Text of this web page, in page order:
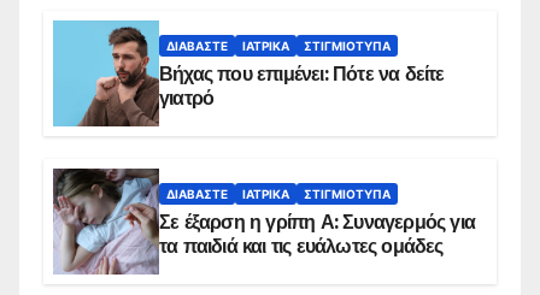
ΔΙΑΒΆΣΤΕ ΙΑΤΡΙΚΆ ΣΤΙΓΜΙΌΤΥΠΑ
Βήχας που επιμένει: Πότε να δείτε
γιατρό
ΔΙΑΒΆΣΤΕ ΙΑΤΡΙΚΆ ΣΤΙΓΜΙΌΤΥΠΑ
Σε έξαρση η γρίπη Α: Συναγερμός για
τα παιδιά και τις ευάλωτες ομάδες